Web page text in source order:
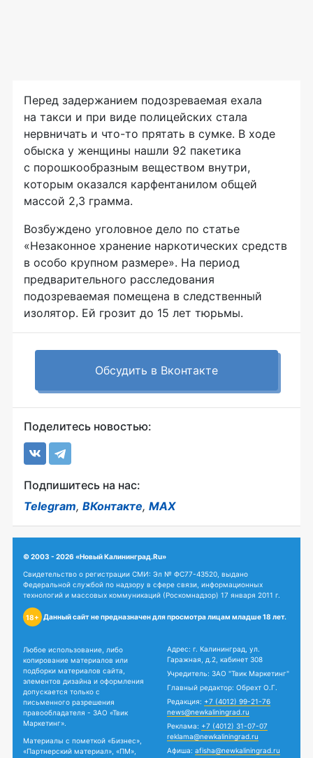
Перед задержанием подозреваемая ехала
на такси и при виде полицейских стала
нервничать и что-то прятать в сумке. В ходе
обыска у женщины нашли 92 пакетика
с порошкообразным веществом внутри,
которым оказался карфентанилом общей
массой 2,3 грамма.
Возбуждено уголовное дело по статье
«Незаконное хранение наркотических средств
в особо крупном размере». На период
предварительного расследования
подозреваемая помещена в следственный
изолятор. Ей грозит до 15 лет тюрьмы.
Обсудить в Вконтакте
Поделитесь новостью:
Подпишитесь на нас:
Telegram, ВКонтакте, MAX
© 2003 - 2026 «Новый Калининград.Ru»
Свидетельство о регистрации СМИ: Эл № ФС77-43520, выдано
Федеральной службой по надзору в сфере связи, информационных
технологий и массовых коммуникаций (Роскомнадзор) 17 января 2011 г.
18+ Данный сайт не предназначен для просмотра лицам младше 18 лет.
Любое использование, либо
копирование материалов или
подборки материалов сайта,
элементов дизайна и оформления
допускается только с
письменного разрешения
правообладателя - ЗАО «Твик
Маркетинг».
Материалы с пометкой «Бизнес»,
«Партнерский материал», «ПМ»,
Адрес: г. Калининград, ул.
Гаражная, д.2, кабинет 308
Учредитель: ЗАО "Твик Маркетинг"
Главный редактор: Обрехт О.Г.
Редакция: +7 (4012) 99-21-76
news@newkaliningrad.ru
Реклама: +7 (4012) 31-07-07
reklama@newkaliningrad.ru
Афиша: afisha@newkaliningrad.ru